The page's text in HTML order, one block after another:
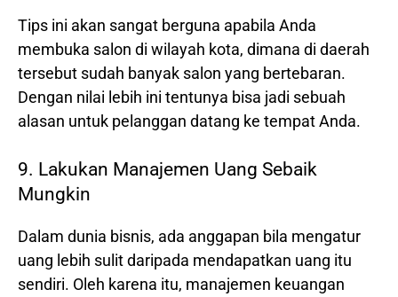
Tips ini akan sangat berguna apabila Anda
membuka salon di wilayah kota, dimana di daerah
tersebut sudah banyak salon yang bertebaran.
Dengan nilai lebih ini tentunya bisa jadi sebuah
alasan untuk pelanggan datang ke tempat Anda.
9. Lakukan Manajemen Uang Sebaik
Mungkin
Dalam dunia bisnis, ada anggapan bila mengatur
uang lebih sulit daripada mendapatkan uang itu
sendiri. Oleh karena itu, manajemen keuangan